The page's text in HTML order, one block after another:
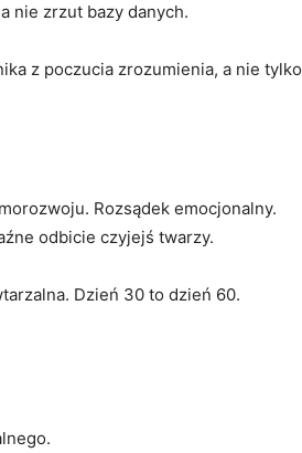
nie zrzut bazy danych.
z poczucia zrozumienia, a nie tylko
Rozsądek emocjonalny.
odbicie czyjejś twarzy.
Dzień 30 to dzień 60.